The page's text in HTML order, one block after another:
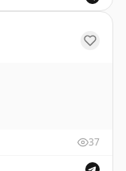
37